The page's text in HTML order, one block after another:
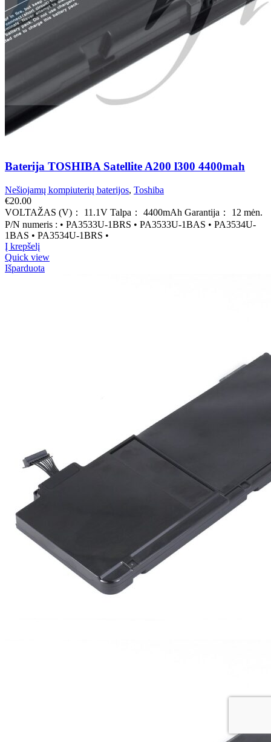
Baterija TOSHIBA Satellite A200 l300 4400mah
Nešiojamų kompiuterių baterijos, Toshiba
€20.00
VOLTAŽAS (V)： 11.1V Talpa： 4400mAh Garantija： 12 mėn.
P/N numeris : • PA3533U-1BRS • PA3533U-1BAS • PA3534U-
1BAS • PA3534U-1BRS •
Į krepšelį
Quick view
Išparduota